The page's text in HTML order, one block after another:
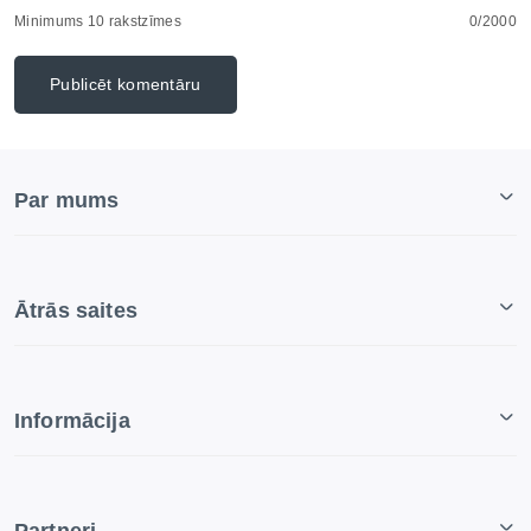
Minimums 10 rakstzīmes 0/2000
Publicēt komentāru
Par mums
Ātrās saites
Informācija